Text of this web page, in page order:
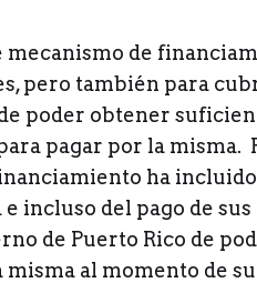
mecanismo de
pero también para
poder obtener
pagar por la misma.
ha
incluso del pago de
de Puerto Rico de
al momento de